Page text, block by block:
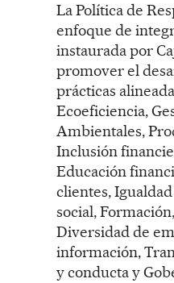
La Política de
enfoque de
instaurada por
promover el
prácticas
Ecoeficiencia,
Ambientales,
Inclusión
Educación
clientes,
social,
Diversidad de
información,
y conducta y